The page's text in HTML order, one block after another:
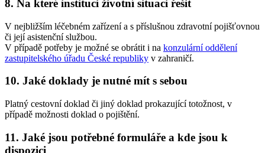
8. Na které instituci životní situaci řešit
V nejbližším léčebném zařízení a s příslušnou zdravotní pojišťovnou
či její asistenční službou.
V případě potřeby je možné se obrátit i na konzulární oddělení
zastupitelského úřadu České republiky v zahraničí.
10. Jaké doklady je nutné mít s sebou
Platný cestovní doklad či jiný doklad prokazující totožnost, v
případě možnosti doklad o pojištění.
11. Jaké jsou potřebné formuláře a kde jsou k
dispozici